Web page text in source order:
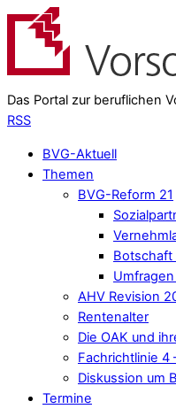
Das Portal zur beruflichen
RSS
BVG-Aktuell
Themen
BVG-Reform 21
Botschaft
AHV Revision
Rentenalter
Die OAK und
Fachrichtlinie 4
Diskussion um
Termine